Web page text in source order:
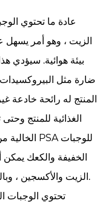
عادة ما تحتوي
الزيت ، وهو أمر يسهل
بيئة هوائية. سيؤدي
ضارة مثل البيروكسيدات
المنتج له رائحة خادعة
الغذائية للمنتج
الخالية
الخفيفة والكعك يمكن
الزيت والأكسجين ، وبالتالي تثبيط حدوث تفاعل الأكسدة والروح.
تحتوي الوجبات